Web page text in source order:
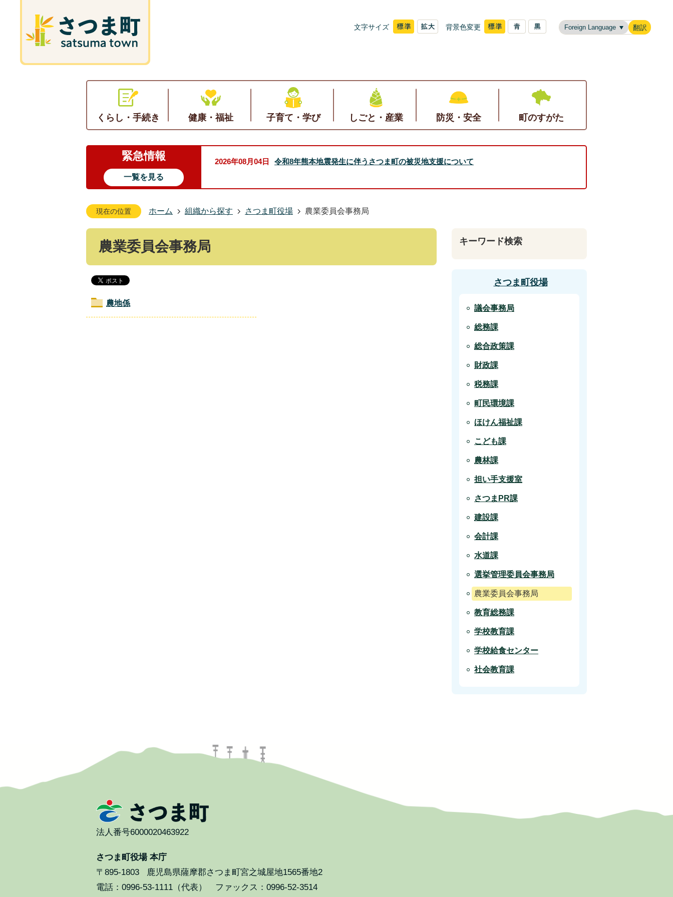
文字サイズ 背景色変更 翻訳
くらし・手続き 健康・福祉 子育て・学び しごと・産業 防災・安全 町のすがた
緊急情報
一覧を見る
2026年08月04日 令和8年熊本地震発生に伴うさつま町の被災地支援について
現在の位置 ホーム 組織から探す さつま町役場 農業委員会事務局
農業委員会事務局
農地係
キーワード検索
さつま町役場
議会事務局
総務課
総合政策課
財政課
税務課
町民環境課
ほけん福祉課
こども課
農林課
担い手支援室
さつまPR課
建設課
会計課
水道課
選挙管理委員会事務局
農業委員会事務局
教育総務課
学校教育課
学校給食センター
社会教育課
法人番号6000020463922
さつま町役場 本庁
〒895-1803
鹿児島県薩摩郡さつま町宮之城屋地1565番地2
電話：0996-53-1111（代表） ファックス：0996-52-3514